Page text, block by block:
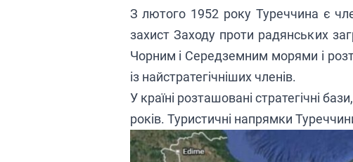
З лютого 1952 року Туреччина є
захист Заходу проти радянських
Чорним і Середземним морями і
із найстратегічніших членів.
У країні розташовані стратегічні
років. Туристичні напрямки